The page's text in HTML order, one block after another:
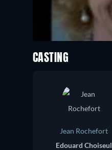
CASTING
Jean Rochefort
Edouard Choiseul